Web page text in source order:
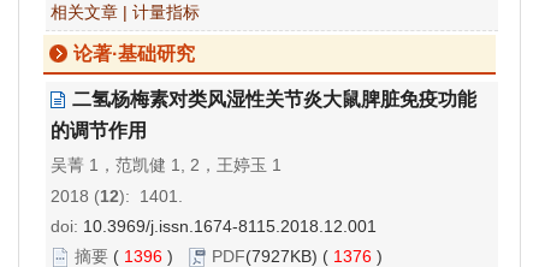
相关文章 | 计量指标
论著·基础研究
二氢杨梅素对类风湿性关节炎大鼠脾脏免疫功能
的调节作用
吴菁 1，范凯健 1, 2，王婷玉 1
2018 (12): 1401.
doi: 10.3969/j.issn.1674-8115.2018.12.001
摘要 ( 1396 ) PDF(7927KB) ( 1376 )